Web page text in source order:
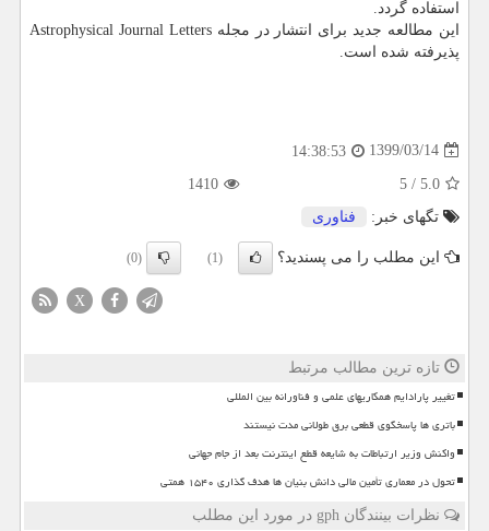
استفاده گردد.
این مطالعه جدید برای انتشار در مجله Astrophysical Journal Letters
پذیرفته شده است.
1399/03/14
14:38:53
5.0
/
5
1410
تگهای خبر:
فناوری
این مطلب را می پسندید؟ (1)
(0)
X
تازه ترین مطالب مرتبط
تغییر پارادایم همکاریهای علمی و فناورانه بین المللی
باتری ها پاسخگوی قطعی برق طولانی مدت نیستند
واکنش وزیر ارتباطات به شایعه قطع اینترنت بعد از جام جهانی
تحول در معماری تأمین مالی دانش بنیان ها هدف گذاری ۱۵۴۰ همتی
نظرات بینندگان gph در مورد این مطلب